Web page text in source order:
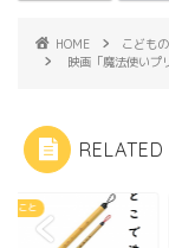
HOME
こども
映画「魔法使いプ
の こと